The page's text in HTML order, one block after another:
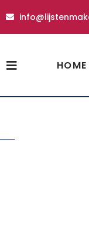
HOME
Stas